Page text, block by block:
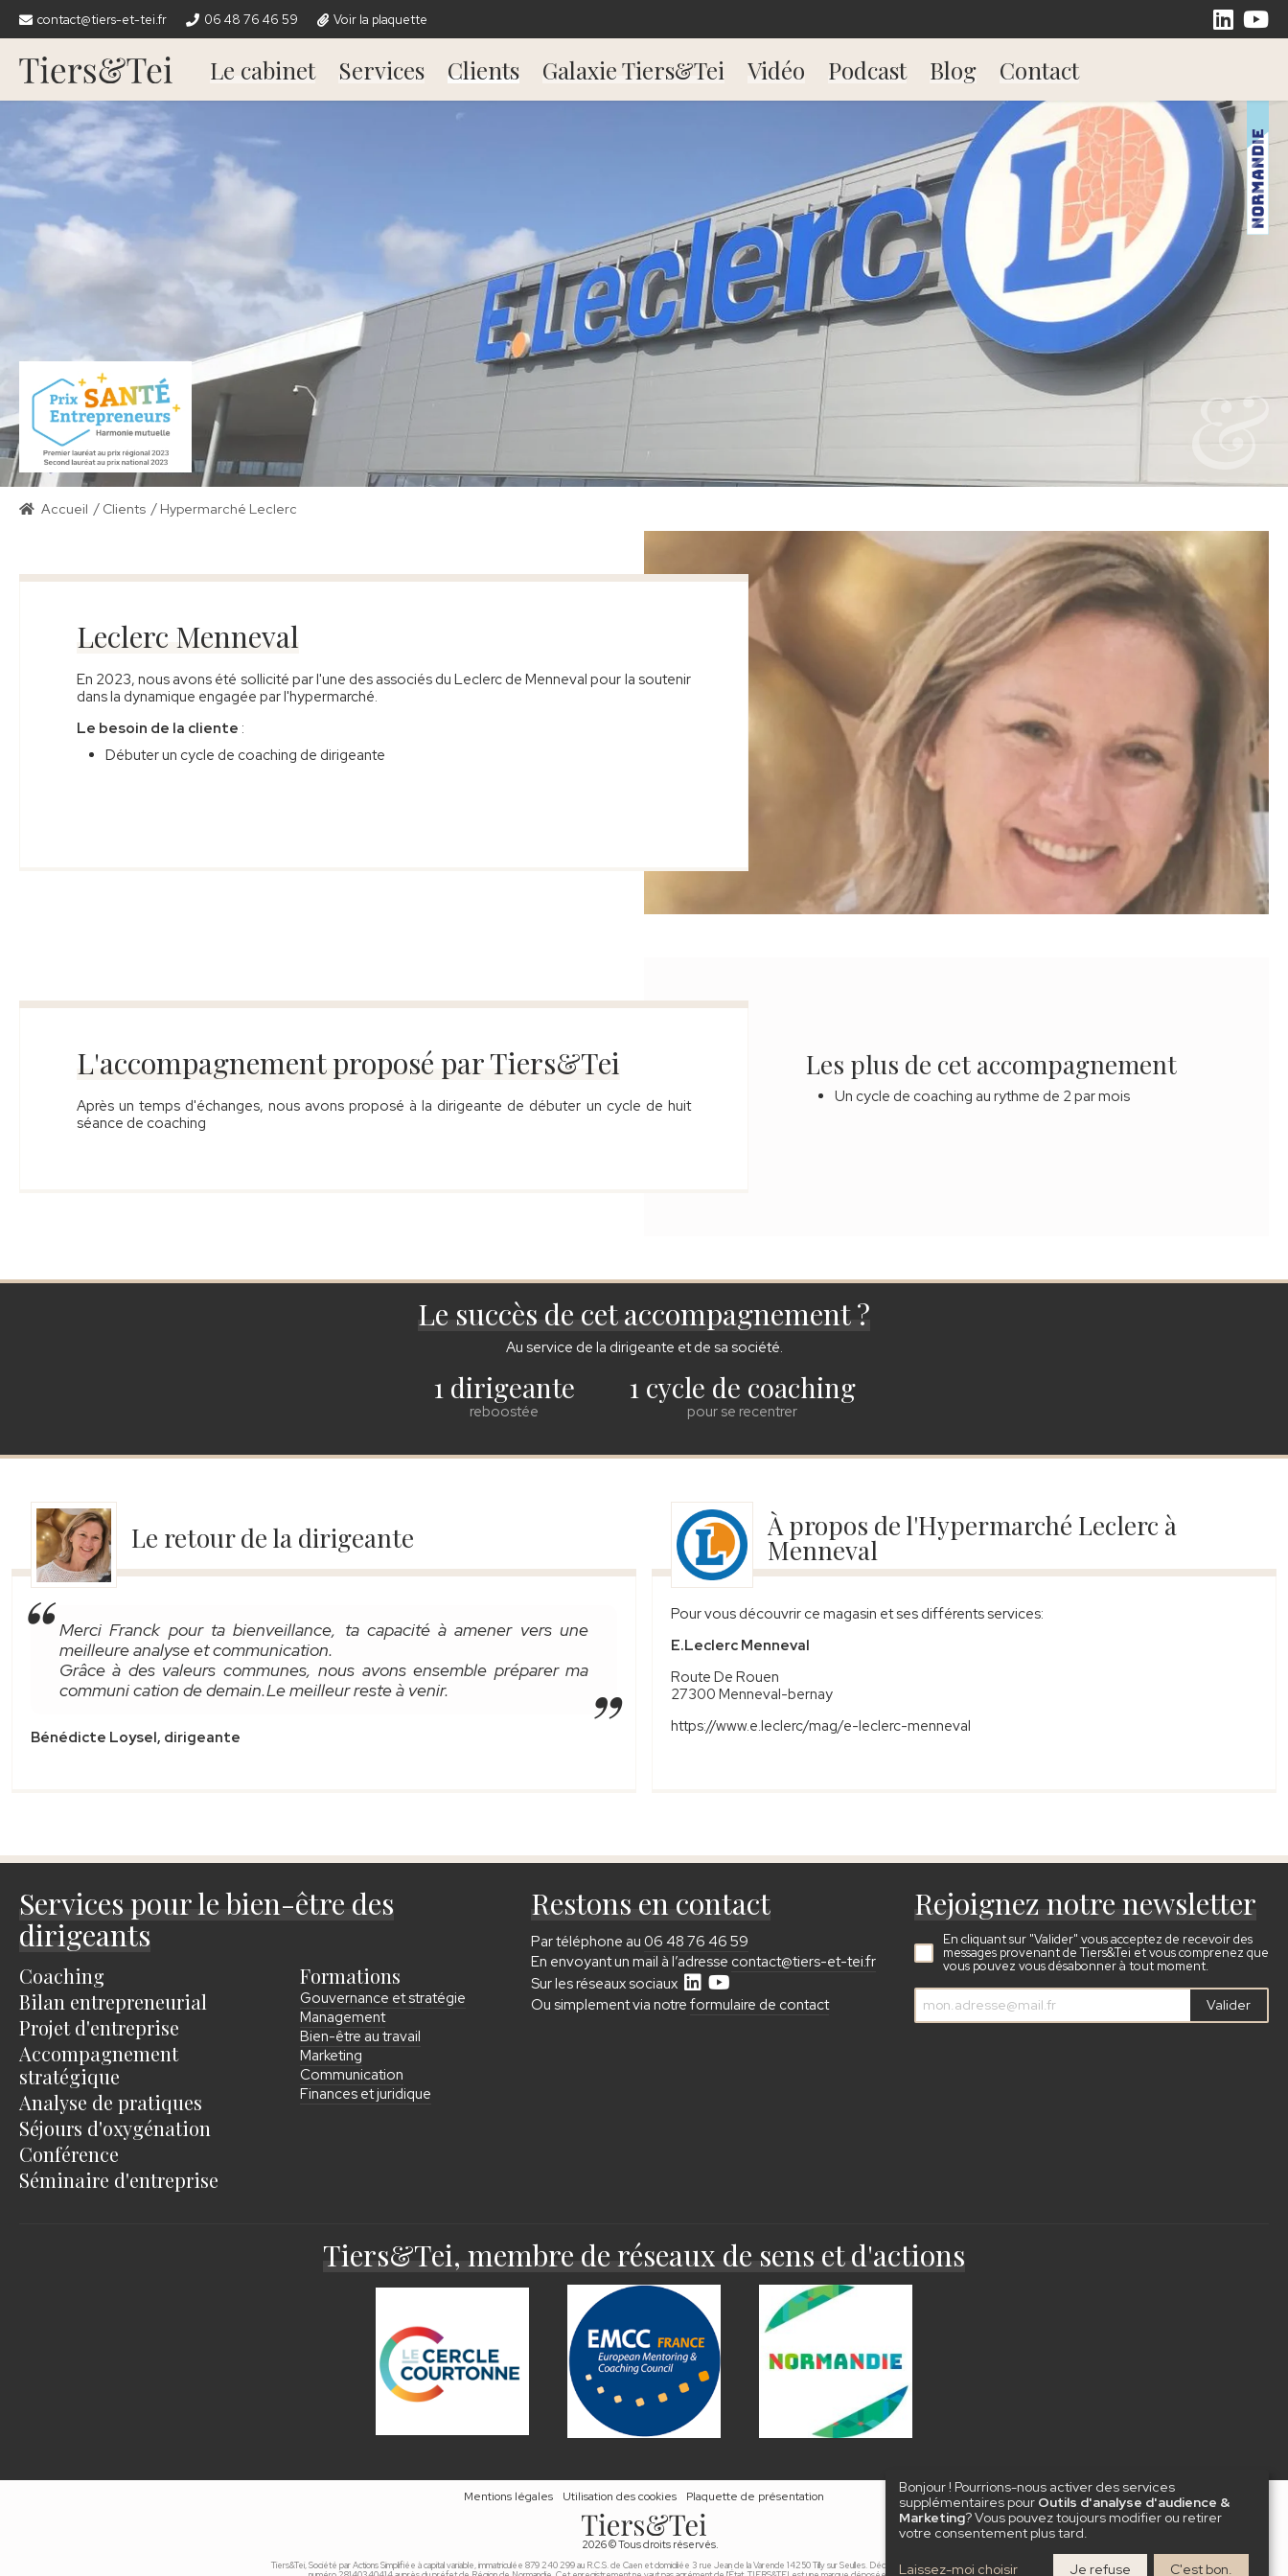
contact@tiers-et-tei.fr 06 48 76 46 59 Voir la plaquette
Le cabinet Services Clients Galaxie Tiers&Tei Vidéo Podcast Blog Contact
Accueil / Clients / Hypermarché Leclerc
Leclerc Menneval
En 2023, nous avons été sollicité par l'une des associés du Leclerc de Menneval pour la soutenir
dans la dynamique engagée par l'hypermarché.
Le besoin de la cliente :
Débuter un cycle de coaching de dirigeante
L'accompagnement proposé par Tiers&Tei
Après un temps d'échanges, nous avons proposé à la dirigeante de débuter un cycle de huit
séance de coaching
Les plus de cet accompagnement
Un cycle de coaching au rythme de 2 par mois
Le succès de cet accompagnement ?
Au service de la dirigeante et de sa société.
1 dirigeante
reboostée
1 cycle de coaching
pour se recentrer
Le retour de la dirigeante
Merci Franck pour ta bienveillance, ta capacité à amener vers une
meilleure analyse et communication.
Grâce à des valeurs communes, nous avons ensemble préparer ma
communi cation de demain.Le meilleur reste à venir.
Bénédicte Loysel, dirigeante
À propos de l'Hypermarché Leclerc à
Menneval
Pour vous découvrir ce magasin et ses différents services:
E.Leclerc Menneval
Route De Rouen
27300 Menneval-bernay
https://www.e.leclerc/mag/e-leclerc-menneval
Services pour le bien-être des
dirigeants
Coaching
Bilan entrepreneurial
Projet d'entreprise
Accompagnement
stratégique
Analyse de pratiques
Séjours d'oxygénation
Conférence
Séminaire d'entreprise
Formations
Gouvernance et stratégie
Management
Bien-être au travail
Marketing
Communication
Finances et juridique
Restons en contact
Par téléphone au 06 48 76 46 59
En envoyant un mail à l’adresse contact@tiers-et-tei.fr
Sur les réseaux sociaux
Ou simplement via notre formulaire de contact
Rejoignez notre newsletter
En cliquant sur "Valider" vous acceptez de recevoir des
messages provenant de Tiers&Tei et vous comprenez que
vous pouvez vous désabonner à tout moment.
Valider
Tiers&Tei, membre de réseaux de sens et d'actions
Mentions légales Utilisation des cookies Plaquette de présentation
2026© Tous droits réservés.
Tiers&Tei, Société par Actions Simplifiée à capital variable, immatriculée 879 240 299 au R.C.S. de Caen et domiciliée 3 rue Jean de la Varende 14250 Tilly sur Seulles. Déclaration d’activité enregistrée sous le
Bonjour ! Pourrions-nous activer des services
supplémentaires pour Outils d'analyse d'audience &
Marketing? Vous pouvez toujours modifier ou retirer
votre consentement plus tard.
Laissez-moi choisir Je refuse C'est bon.